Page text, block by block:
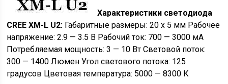
Характеристики светодиода
CREE XM-L U2: Габаритные размеры: 20 х 5 мм Рабочее
напряжение: 2.9 — 3.5 В Рабочий ток: 700 — 3000 мА
Потребляемая мощность: 3 — 10 Вт Световой поток:
300 — 1400 Люмен Угол светового потока: 125
градусов Цветовая температура: 5000 — 8300 К